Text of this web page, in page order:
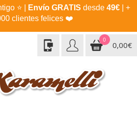
⭐ Envío GRATIS desde 49€| +
clientes felices ❤️
0
0,00€